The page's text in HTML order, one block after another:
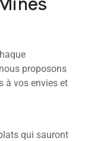
proposons
à vos envies et
qui sauront